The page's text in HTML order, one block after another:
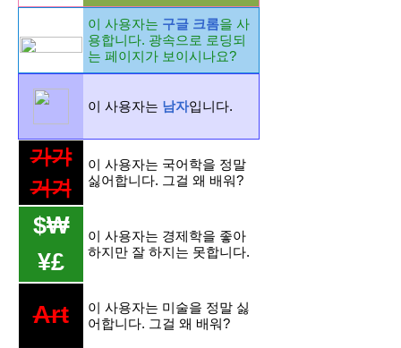
이 사용자는 구글 크롬을 사
용합니다. 광속으로 로딩되
는 페이지가 보이시나요?
이 사용자는 남자입니다.
가갸
거겨
이 사용자는 국어학을 정말
싫어합니다. 그걸 왜 배워?
$₩
¥£
이 사용자는 경제학을 좋아
하지만 잘 하지는 못합니다.
Art
이 사용자는 미술을 정말 싫
어합니다. 그걸 왜 배워?